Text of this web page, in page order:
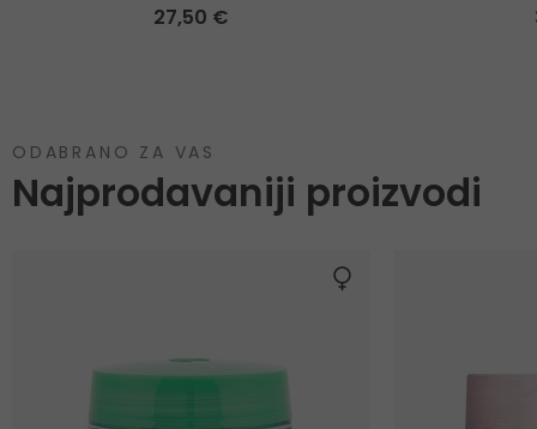
27,50 €
ODABRANO ZA VAS
Najprodavaniji proizvodi